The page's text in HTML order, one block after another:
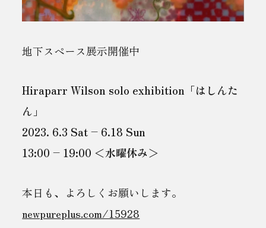
地下スペース展示開催中
Hiraparr Wilson solo exhibition「はしんた
ん」
2023. 6.3 Sat – 6.18 Sun
13:00 – 19:00 ＜水曜休み＞
本日も、よろしくお願いします。
newpureplus.com/15928